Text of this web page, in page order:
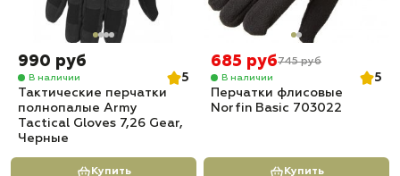
990 руб
В наличии
5
Тактические перчатки
полнопалые Army
Tactical Gloves 7,26 Gear,
Черные
Купить
685 руб745 руб
В наличии
5
Перчатки флисовые
Norfin Basic 703022
Купить